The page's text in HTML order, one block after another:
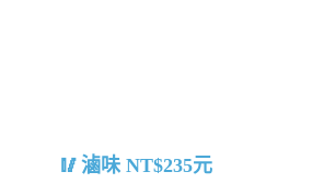
滷味 NT$235元